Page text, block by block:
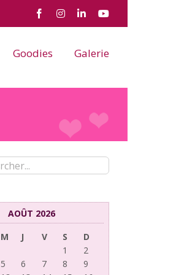
FacebookInstagram
LinkedInYouTube
Goodies Galerie
AOÛT 2026
M J V S
D
1
2
5 6 7 8
9